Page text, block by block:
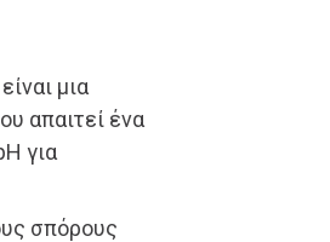
μια
απαιτεί ένα
για
σπόρους